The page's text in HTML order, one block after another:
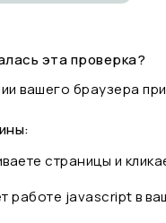
эта проверка?
вашего браузера
страницы и
работе javascript в